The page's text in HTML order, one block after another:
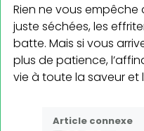
Rien ne vous
juste séchées, les
batte. Mais si vous
plus de patience,
vie à toute la saveur et
Article connexe